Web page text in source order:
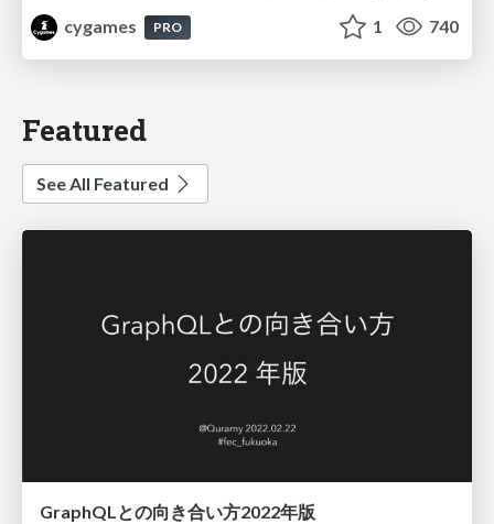
cygames
PRO 1 740
Featured
See All Featured
GraphQLとの向き合い方2022年版